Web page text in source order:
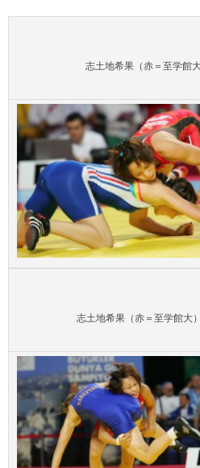
志土地希果（赤＝至学館
志土地希果（赤＝至学館大